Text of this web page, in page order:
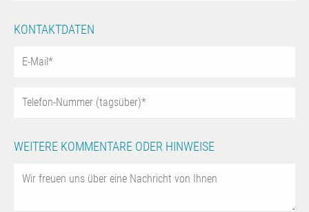
KONTAKTDATEN
WEITERE KOMMENTARE ODER HINWEISE